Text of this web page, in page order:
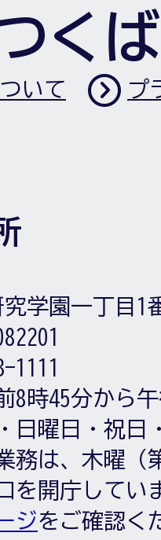
く
いて プ
学園一丁目1
1111
8時45分から
日曜日・祝日
務は、木曜（
を開庁してい
ジをご確認く